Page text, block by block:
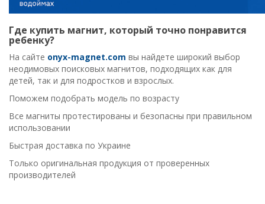
Где купить магнит, который точно понравится
ребенку?
На сайте onyx-magnet.com вы найдете широкий выбор
неодимовых поисковых магнитов, подходящих как для
детей, так и для подростков и взрослых.
Поможем подобрать модель по возрасту
Все магниты протестированы и безопасны при правильном
использовании
Быстрая доставка по Украине
Только оригинальная продукция от проверенных
производителей